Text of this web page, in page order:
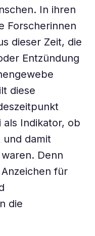
In ihren
Forscherinnen
dieser Zeit, die
Entzündung
diese
Indikator, ob
und damit
Denn
für
die